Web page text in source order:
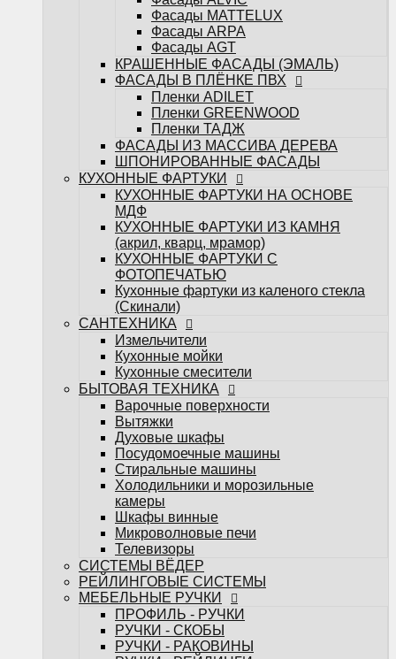
КУХОННЫЕ ФАРТУКИ ИЗ КАМНЯ
(акрил, кварц, мрамор)
КУХОННЫЕ ФАРТУКИ С
ФОТОПЕЧАТЬЮ
Кухонные фартуки из каленого стекла
(Скинали)
САНТЕХНИКА
Измельчители
Кухонные мойки
Кухонные смесители
БЫТОВАЯ ТЕХНИКА
Варочные поверхности
Вытяжки
Духовые шкафы
Посудомоечные машины
Стиральные машины
Холодильники и морозильные камеры
Шкафы винные
Микроволновые печи
Телевизоры
СИСТЕМЫ ВЁДЕР
РЕЙЛИНГОВЫЕ СИСТЕМЫ
МЕБЕЛЬНЫЕ РУЧКИ
ПРОФИЛЬ - РУЧКИ
РУЧКИ - СКОБЫ
РУЧКИ - РАКОВИНЫ
РУЧКИ - РЕЙЛИНГИ
РУЧКИ - КНОПКИ
РУЧКИ-КАПЛИ
МЕБЕЛЬНЫЕ КРЮЧКИ
Поддоны под мойку
Посудосушители
Кухонные лотки
Подсветка для мебели
НАПОЛНЕНИЕ ДЛЯ КУХОНЬ
НАПОЛНЕНИЕ ДЛЯ ШКАФОВ
Настольные плинтуса
Плинтус LB-15
Плинтус LB-23
Плинтус LB-38
Мебельные опоры
Фасады MATTELUX
Фасады ARPA
Фасады AGT
КРАШЕННЫЕ ФАСАДЫ (ЭМАЛЬ)
ФАСАДЫ В ПЛЁНКЕ ПВХ
Пленки ADILET
Пленки GREENWOOD
Пленки ТАДЖ
ФАСАДЫ ИЗ МАССИВА ДЕРЕВА
ШПОНИРОВАННЫЕ ФАСАДЫ
КУХОННЫЕ ФАРТУКИ
КУХОННЫЕ ФАРТУКИ НА ОСНОВЕ
МДФ
КУХОННЫЕ ФАРТУКИ ИЗ КАМНЯ
(акрил, кварц, мрамор)
КУХОННЫЕ ФАРТУКИ С
ФОТОПЕЧАТЬЮ
Кухонные фартуки из каленого стекла
(Скинали)
САНТЕХНИКА
Измельчители
Кухонные мойки
Кухонные смесители
БЫТОВАЯ ТЕХНИКА
Варочные поверхности
Вытяжки
Духовые шкафы
Посудомоечные машины
Стиральные машины
Холодильники и морозильные
камеры
Шкафы винные
Микроволновые печи
Телевизоры
СИСТЕМЫ ВЁДЕР
РЕЙЛИНГОВЫЕ СИСТЕМЫ
МЕБЕЛЬНЫЕ РУЧКИ
ПРОФИЛЬ - РУЧКИ
РУЧКИ - СКОБЫ
РУЧКИ - РАКОВИНЫ